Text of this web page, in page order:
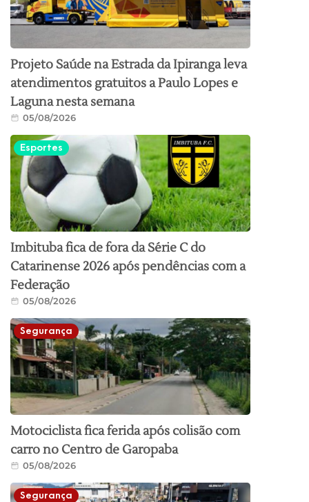
Projeto Saúde na Estrada da Ipiranga leva
atendimentos gratuitos a Paulo Lopes e
Laguna nesta semana
05/08/2026
Esportes
Imbituba fica de fora da Série C do
Catarinense 2026 após pendências com a
Federação
05/08/2026
Segurança
Motociclista fica ferida após colisão com
carro no Centro de Garopaba
05/08/2026
Segurança